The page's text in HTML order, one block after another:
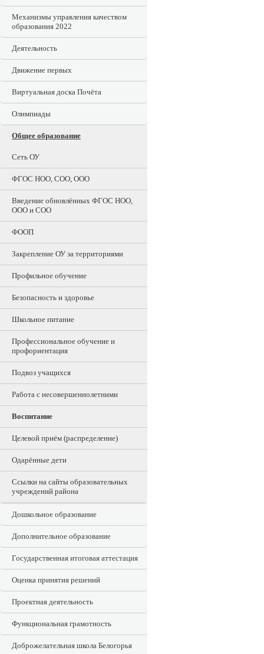
Механизмы управления качеством
образования 2022
Деятельность
Движение первых
Виртуальная доска Почёта
Олимпиады
Общее образование
Сеть ОУ
ФГОС НОО, СОО, ООО
Введение обновлённых ФГОС НОО,
ООО и СОО
ФООП
Закрепление ОУ за территориями
Профильное обучение
Безопасность и здоровье
Школьное питание
Профессиональное обучение и
профориентация
Подвоз учащихся
Работа с несовершеннолетними
Воспитание
Целевой приём (распределение)
Одарённые дети
Ссылки на сайты образовательных
учреждений района
Дошкольное образование
Дополнительное образование
Государственная итоговая аттестация
Оценка принятия решений
Проектная деятельность
Функциональная грамотность
Доброжелательная школа Белогорья